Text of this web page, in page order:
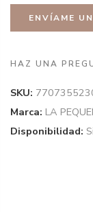
HAZ UNA
SKU:
Marca: LA
Disponibilidad: